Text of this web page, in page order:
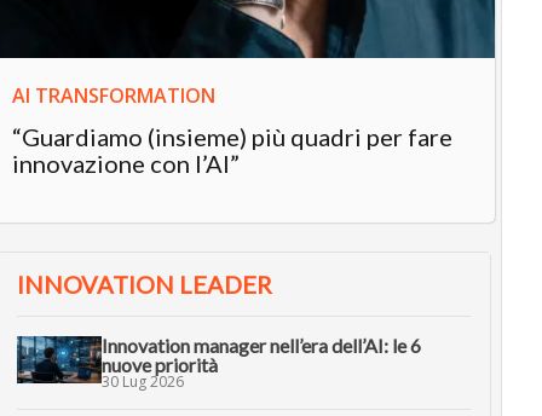
AI TRANSFORMATION
“Guardiamo (insieme) più quadri per fare
innovazione con l’AI”
INNOVATION LEADER
Innovation manager nell’era dell’AI: le 6
nuove priorità
30 Lug 2026